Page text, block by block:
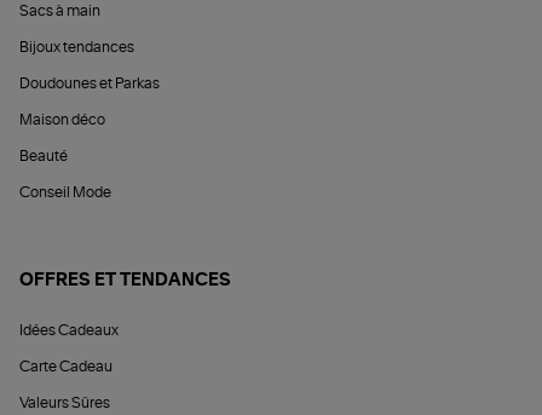
Sacs à main
Bijoux tendances
Doudounes et Parkas
Maison déco
Beauté
Conseil Mode
OFFRES ET TENDANCES
Idées Cadeaux
Carte Cadeau
Valeurs Sûres